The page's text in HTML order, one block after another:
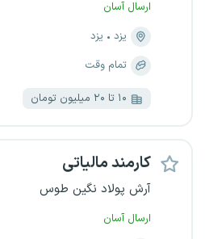
ارسال آسان
یزد
یزد
تمام وقت
۱۰ تا ۲۰ میلیون تومان
کارمند مالیاتی
آرش پولاد نگین طوس
ارسال آسان